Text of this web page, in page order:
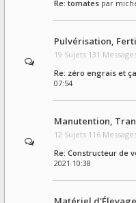
Re: tomates par
Pulvérisation,
19 Sujets 131
Re: zéro engrais et
07:54
Manutention,
12 Sujets 116
Re: Constructeur de
2021 10:38